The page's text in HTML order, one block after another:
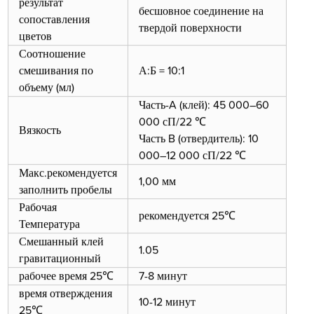
результат
сопоставления
цветов
бесшовное соединение на
твердой поверхности
Соотношение
смешивания по
объему (мл)
А:Б = 10:1
Вязкость
Часть-A (клей): 45 000–60
000 сП/22 ℃
Часть B (отвердитель): 10
000–12 000 сП/22 ℃
Макс.рекомендуется
заполнить пробелы
1,00 мм
Рабочая
Температура
рекомендуется 25℃
Смешанный клей
гравитационный
1.05
рабочее время 25℃
7-8 минут
время отверждения
25℃
10-12 минут